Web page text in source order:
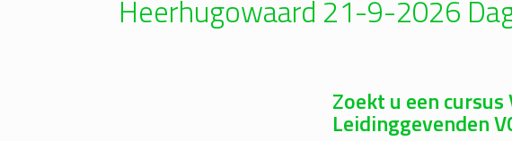
Heerhugowaard 21-9-2026
Zoekt u een
Leidinggevenden